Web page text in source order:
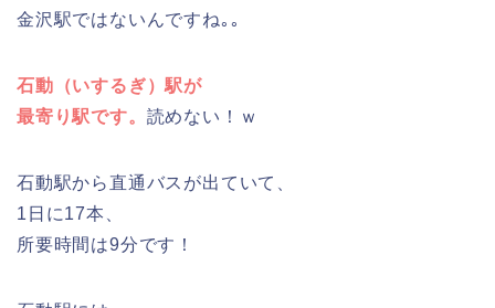
金沢駅ではないんですね｡｡
石動（いするぎ）駅が
最寄り駅です。 読めない！ｗ
石動駅から直通バスが出ていて、
1日に17本、
所要時間は9分です！